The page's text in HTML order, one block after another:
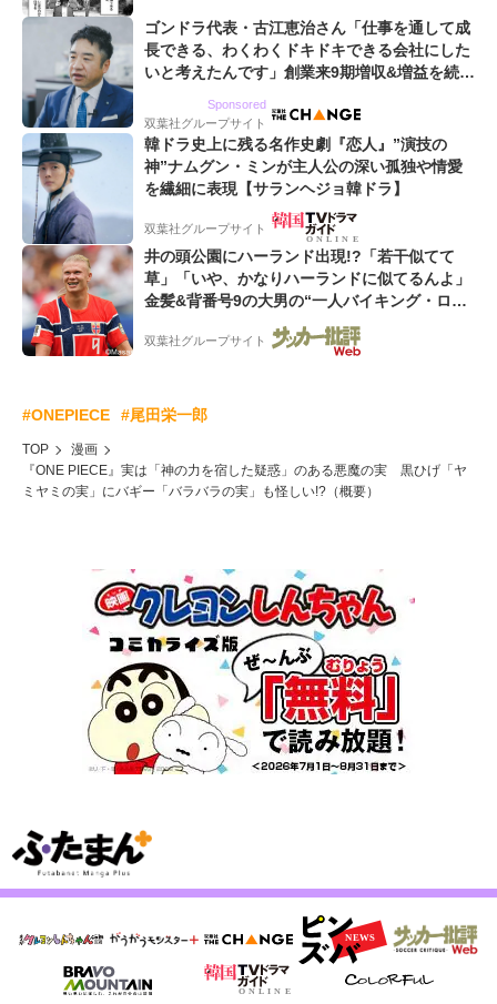
ゴンドラ代表・古江恵治さん「仕事を通して成
長できる、わくわくドキドキできる会社にした
いと考えたんです」創業来9期増収&増益を続け
Sponsored
双葉社グループサイト
韓ドラ史上に残る名作史劇『恋人』”演技の
神”ナムグン・ミンが主人公の深い孤独や情愛
を繊細に表現【サランヘジョ韓ドラ】
双葉社グループサイト
井の頭公園にハーランド出現!?「若干似てて
草」「いや、かなりハーランドに似てるんよ」
金髪&背番号9の大男の“一人バイキング・ロ
ー”映像が話題!「元気をもらった」
双葉社グループサイト
#ONEPIECE #尾田栄一郎
TOP
漫画
『ONE PIECE』実は「神の力を宿した疑惑」のある悪魔の実 黒ひげ「ヤ
ミヤミの実」にバギー「バラバラの実」も怪しい!?（概要）